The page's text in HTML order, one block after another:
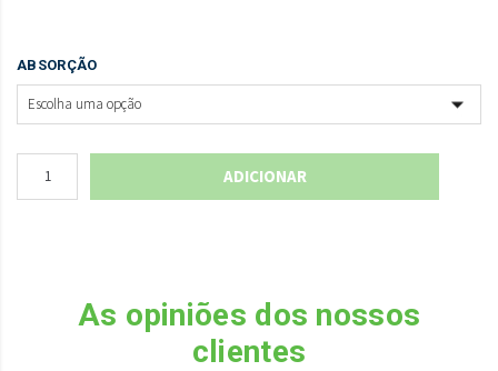
ABSORÇÃO
ADICIONAR
As opiniões dos nossos
clientes